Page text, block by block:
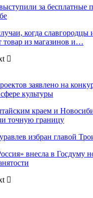
за бесплатные
когда славгородцы
из магазинов и…
заявлено на
культуры
краем и
точную границу
избран главой
внесла в Госдуму